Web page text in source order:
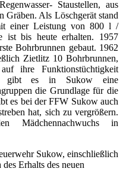
Staustellen, aus
Gräben. Als Löschgerät stand
einer Leistung von 800 l /
ist bis heute erhalten. 1957
Bohrbrunnen gebaut. 1962
Zietlitz 10 Bohrbrunnen,
ihre Funktionstüchtigkeit
gibt es in Sukow eine
die Grundlage für die
es bei der FFW Sukow auch
hat, sich zu vergrößern.
in
Sukow, einschließlich
des Erhalts des neuen